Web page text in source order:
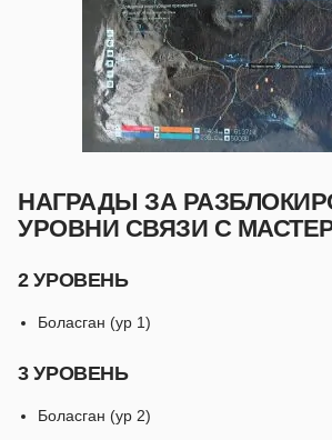
НАГРАДЫ ЗА
УРОВНИ СВЯЗИ С
2 УРОВЕНЬ
Боласган (ур 1)
3 УРОВЕНЬ
Боласган (ур 2)